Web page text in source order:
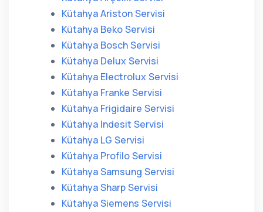
Kütahya Ariston Servisi
Kütahya Beko Servisi
Kütahya Bosch Servisi
Kütahya Delux Servisi
Kütahya Electrolux Servisi
Kütahya Franke Servisi
Kütahya Frigidaire Servisi
Kütahya Indesit Servisi
Kütahya LG Servisi
Kütahya Profilo Servisi
Kütahya Samsung Servisi
Kütahya Sharp Servisi
Kütahya Siemens Servisi